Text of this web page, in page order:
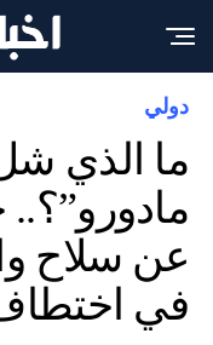
دولي
ما الذي
عن سلاح
في